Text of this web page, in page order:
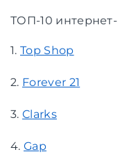
ТОП-10
1. Top Shop
2. Forever 21
3. Clarks
4. Gap